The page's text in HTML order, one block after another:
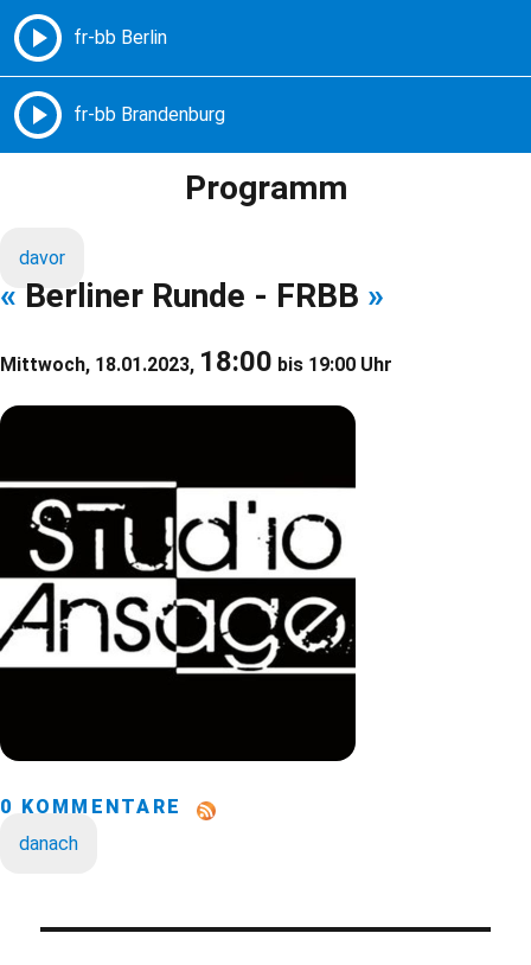
Freie Radios – Berlin Brandenburg
Programm
davor
« Berliner Runde - FRBB »
Mittwoch, 18.01.2023, 18:00 bis 19:00 Uhr
0 KOMMENTARE
danach